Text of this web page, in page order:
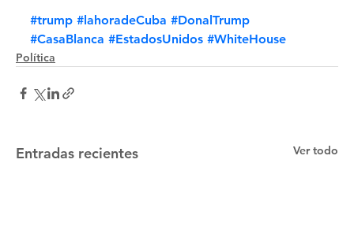
#trump #lahoradeCuba #DonalTrump
#CasaBlanca #EstadosUnidos #WhiteHouse
Política
Entradas recientes Ver todo